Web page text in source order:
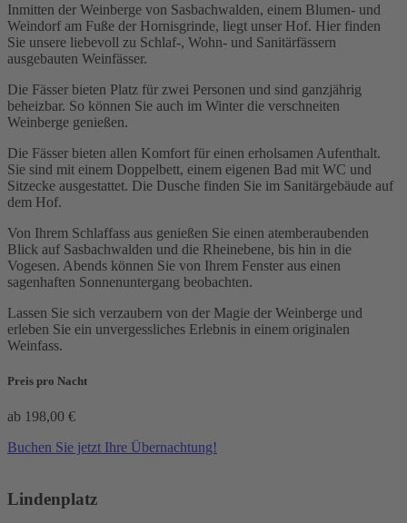
Inmitten der Weinberge von Sasbachwalden, einem Blumen- und
Weindorf am Fuße der Hornisgrinde, liegt unser Hof. Hier finden
Sie unsere liebevoll zu Schlaf-, Wohn- und Sanitärfässern
ausgebauten Weinfässer.
Die Fässer bieten Platz für zwei Personen und sind ganzjährig
beheizbar. So können Sie auch im Winter die verschneiten
Weinberge genießen.
Die Fässer bieten allen Komfort für einen erholsamen Aufenthalt.
Sie sind mit einem Doppelbett, einem eigenen Bad mit WC und
Sitzecke ausgestattet. Die Dusche finden Sie im Sanitärgebäude auf
dem Hof.
Von Ihrem Schlaffass aus genießen Sie einen atemberaubenden
Blick auf Sasbachwalden und die Rheinebene, bis hin in die
Vogesen. Abends können Sie von Ihrem Fenster aus einen
sagenhaften Sonnenuntergang beobachten.
Lassen Sie sich verzaubern von der Magie der Weinberge und
erleben Sie ein unvergessliches Erlebnis in einem originalen
Weinfass.
Preis pro Nacht
ab 198,00 €
Buchen Sie jetzt Ihre Übernachtung!
Lindenplatz